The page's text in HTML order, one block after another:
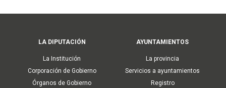
navigation
LA DIPUTACIÓN
La Institución
Corporación de Gobierno
Órganos de Gobierno
AYUNTAMIENTOS
La provincia
Servicios a ayuntamientos
Registro